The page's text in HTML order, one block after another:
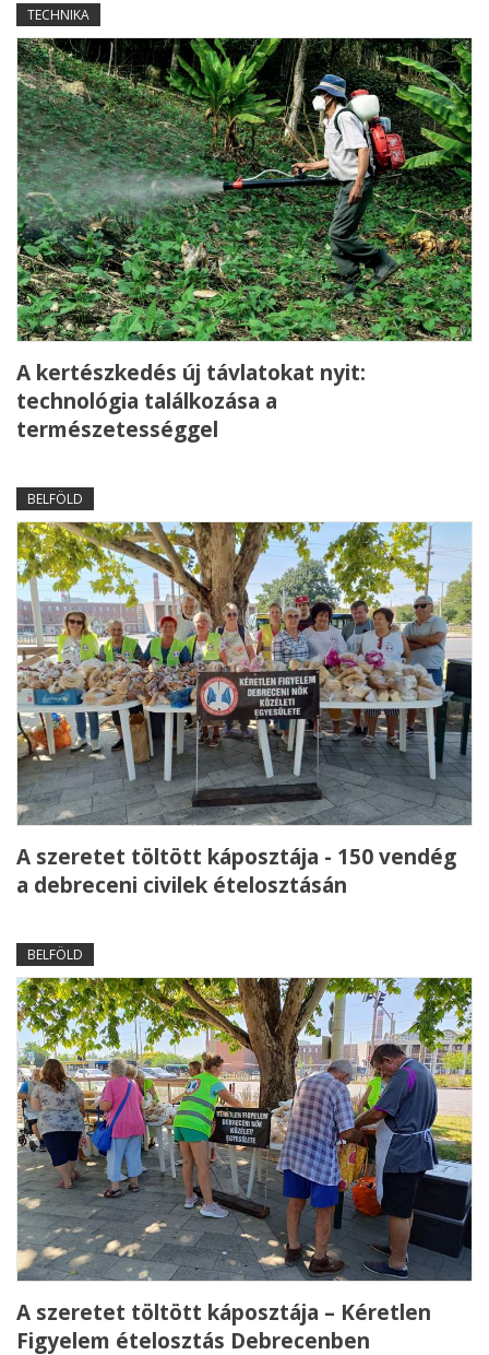
TECHNIKA
A kertészkedés új távlatokat nyit:
technológia találkozása a
természetességgel
BELFÖLD
A szeretet töltött káposztája - 150 vendég
a debreceni civilek ételosztásán
BELFÖLD
A szeretet töltött káposztája – Kéretlen
Figyelem ételosztás Debrecenben